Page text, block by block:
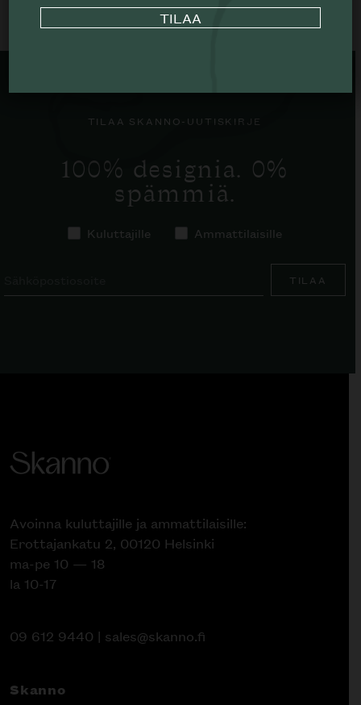
TILAA SKANNO-UUTISKIRJE
100% designia. 0%
spämmiä.
Kuluttajille Ammattilaisille
TILAA
Avoinna kuluttajille ja ammattilaisille:
Erottajankatu 2, 00120 Helsinki
ma-pe 10 — 18
la 10-17
09 612 9440 | sales@skanno.fi
Skanno